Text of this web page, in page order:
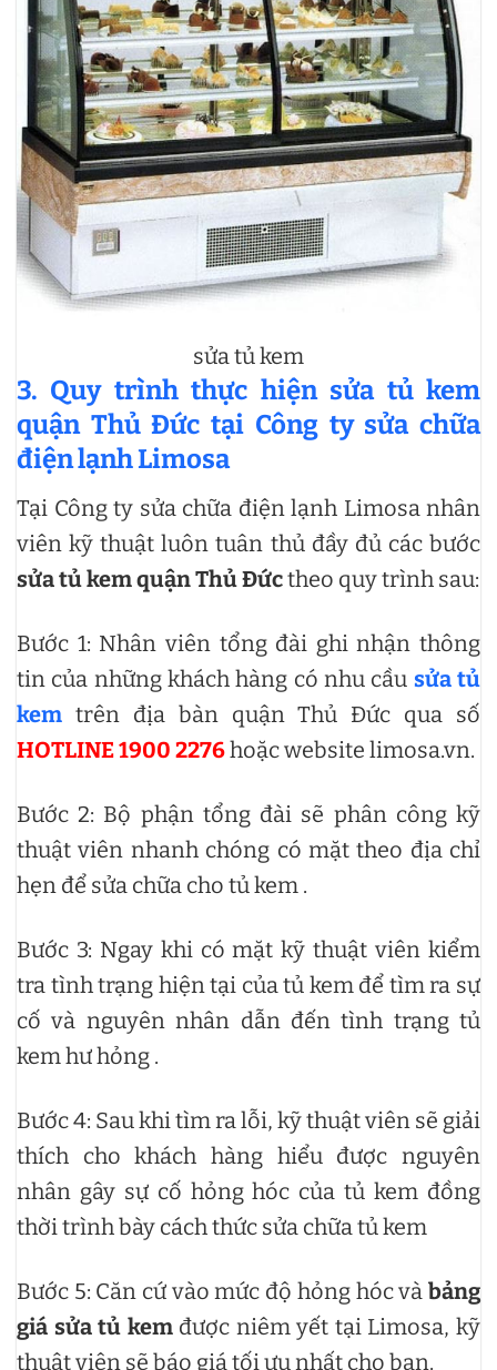
sửa tủ kem
3. Quy trình thực hiện sửa tủ kem
quận Thủ Đức tại Công ty sửa chữa
điện lạnh Limosa
Tại Công ty sửa chữa điện lạnh Limosa nhân
viên kỹ thuật luôn tuân thủ đầy đủ các bước
sửa tủ kem quận Thủ Đứctheo quy trình sau:
Bước 1: Nhân viên tổng đài ghi nhận thông
tin của những khách hàng có nhu cầu sửa tủ
kem trên địa bàn quận Thủ Đức qua số
HOTLINE 1900 2276hoặc website limosa.vn.
Bước 2: Bộ phận tổng đài sẽ phân công kỹ
thuật viên nhanh chóng có mặt theo địa chỉ
hẹn để sửa chữa cho tủ kem .
Bước 3: Ngay khi có mặt kỹ thuật viên kiểm
tra tình trạng hiện tại của tủ kem để tìm ra sự
cố và nguyên nhân dẫn đến tình trạng tủ
kem hư hỏng .
Bước 4: Sau khi tìm ra lỗi, kỹ thuật viên sẽ giải
thích cho khách hàng hiểu được nguyên
nhân gây sự cố hỏng hóc của tủ kem đồng
thời trình bày cách thức sửa chữa tủ kem
Bước 5: Căn cứ vào mức độ hỏng hóc và bảng
giá sửa tủ kemđược niêm yết tại Limosa, kỹ
thuật viên sẽ báo giá tối ưu nhất cho bạn.